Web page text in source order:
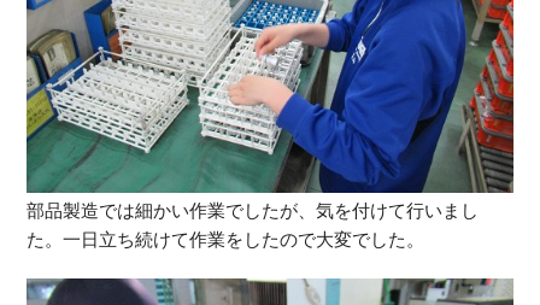
部品製造では細かい作業でしたが、気を付けて行いまし
た。一日立ち続けて作業をしたので大変でした。